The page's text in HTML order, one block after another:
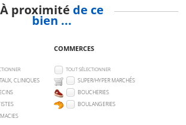
À proximité de ce
bien ...
CLINIQUES
COMMERCES
TOUT SÉLECTIONNER
SUPER/HYPER MARCHÉS
BOUCHERIES
BOULANGERIES